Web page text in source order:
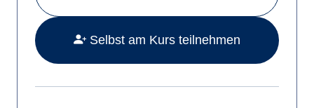
Selbst am Kurs teilnehmen